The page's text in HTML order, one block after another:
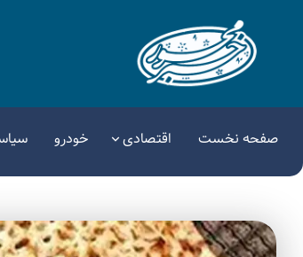
صفحه نخست اقتصادی خودرو